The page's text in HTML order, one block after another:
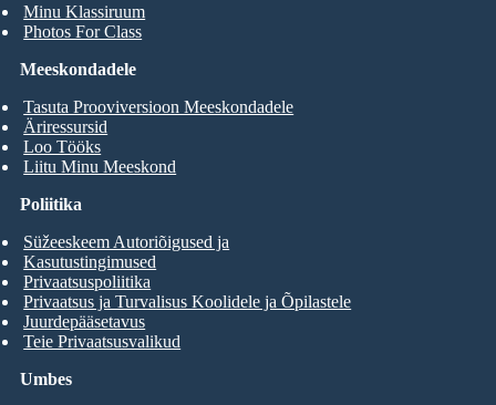
Minu Klassiruum
Photos For Class
Meeskondadele
Tasuta Prooviversioon Meeskondadele
Äriressursid
Loo Tööks
Liitu Minu Meeskond
Umbes
Poliitika
Süžeeskeem Autoriõigused ja
Kasutustingimused
Privaatsuspoliitika
Privaatsus ja Turvalisus Koolidele ja Õpilastele
Juurdepääsetavus
Teie Privaatsusvalikud